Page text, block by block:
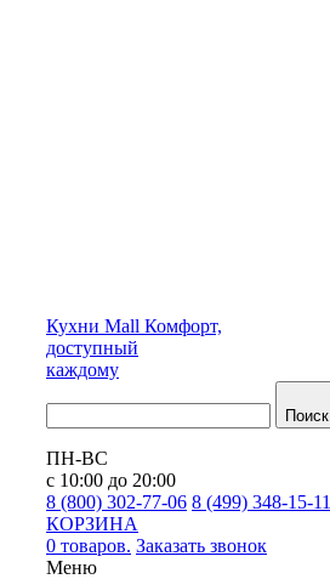
Кухни Mall Комфорт,
доступный
каждому
Поиск
ПН-ВС
с 10:00 до 20:00
8 (800) 302-77-06 8 (499) 348-15-11
КОРЗИНА
0 товаров. Заказать звонок
Меню